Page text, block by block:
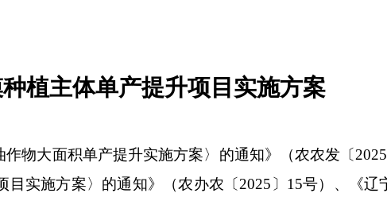
植主体单产提升项目实施方案
大面积单产提升实施方案〉的通知》（农农发〔
实施方案〉的通知》（农办农〔2025〕15号）、《辽